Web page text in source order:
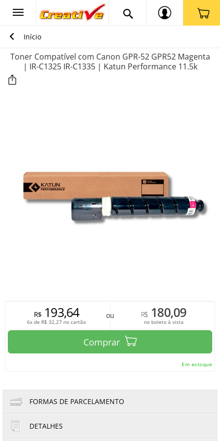
Início
Toner Compatível com Canon GPR-52 GPR52 Magenta
| IR-C1325 IR-C1335 | Katun Performance 11.5k
R$193,64
6x de R$ 32,27 no cartão
ou R$ 180,09
no boleto à vista
Comprar
Em estoque
FORMAS DE PARCELAMENTO
1x de R$193,64
DETALHES